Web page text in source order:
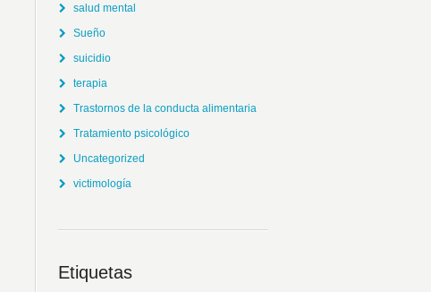
salud mental
Sueño
suicidio
terapia
Trastornos de la conducta alimentaria
Tratamiento psicológico
Uncategorized
victimología
Etiquetas